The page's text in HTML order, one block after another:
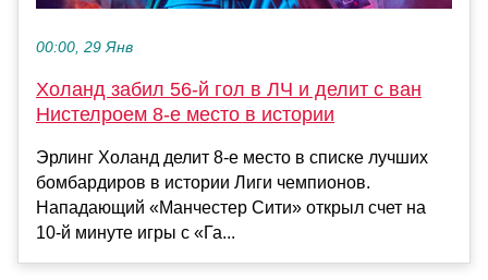
00:00, 29 Янв
Холанд забил 56-й гол в ЛЧ и делит с ван
Нистелроем 8-е место в истории
Эрлинг Холанд делит 8-е место в списке лучших
бомбардиров в истории Лиги чемпионов.
Нападающий «Манчестер Сити» открыл счет на
10-й минуте игры с «Га...